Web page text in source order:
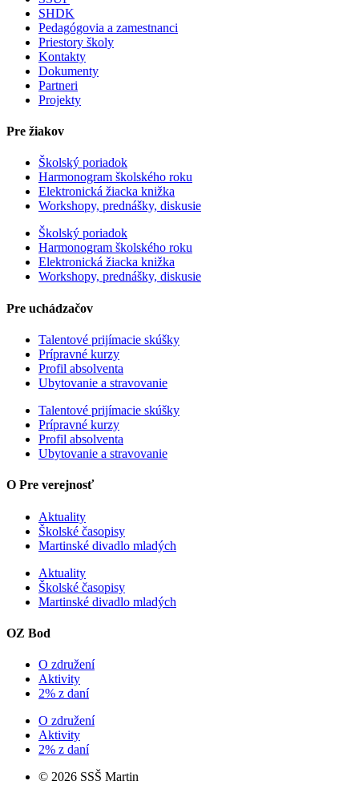
SHDK
Pedagógovia a zamestnanci
Priestory školy
Kontakty
Dokumenty
Partneri
Projekty
Pre žiakov
Školský poriadok
Harmonogram školského roku
Elektronická žiacka knižka
Workshopy, prednášky, diskusie
Školský poriadok
Harmonogram školského roku
Elektronická žiacka knižka
Workshopy, prednášky, diskusie
Pre uchádzačov
Talentové prijímacie skúšky
Prípravné kurzy
Profil absolventa
Ubytovanie a stravovanie
Talentové prijímacie skúšky
Prípravné kurzy
Profil absolventa
Ubytovanie a stravovanie
O Pre verejnosť
Aktuality
Školské časopisy
Martinské divadlo mladých
Aktuality
Školské časopisy
Martinské divadlo mladých
OZ Bod
O združení
Aktivity
2% z daní
O združení
Aktivity
2% z daní
© 2026 SSŠ Martin